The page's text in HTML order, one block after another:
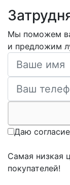
Мы поможем
и предложим
Даю
Самая низкая
покупателей!